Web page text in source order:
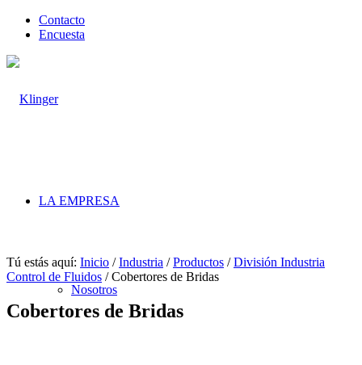
Contacto
Encuesta
LA EMPRESA
Nosotros
Tú estás aquí: Inicio / Industria / Productos / División Industria
Control de Fluidos / Cobertores de Bridas
Cobertores de Bridas